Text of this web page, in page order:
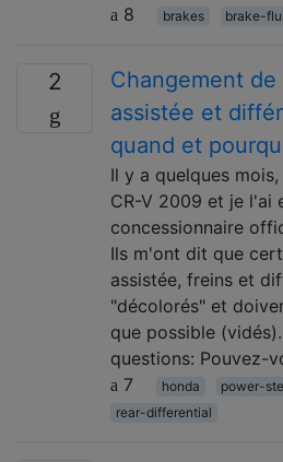
8
brakes brake-
2
Changement
assistée et
quand et
Il y a quelques
CR-V 2009 et je l'ai
concessionnaire
Ils m'ont dit que
assistée, freins et
"décolorés" et
que possible
questions: Pouvez-
7
honda power-
rear-differential